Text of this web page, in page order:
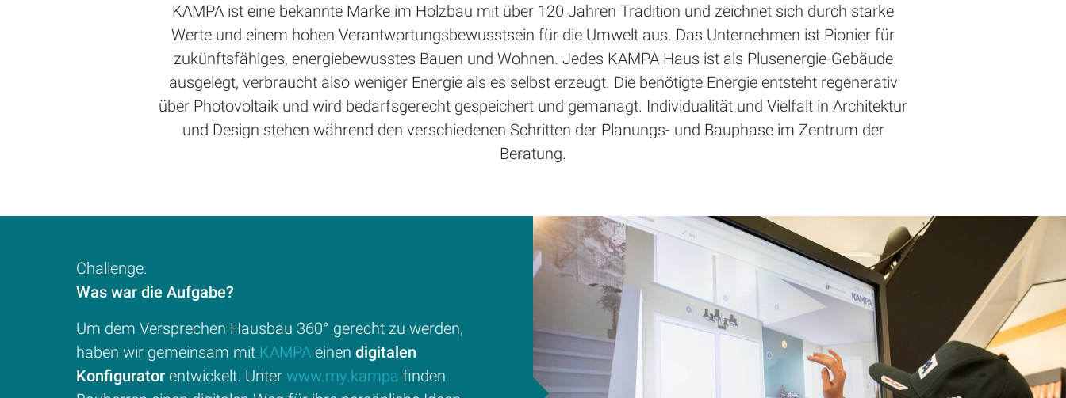
KAMPA ist eine bekannte Marke im Holzbau mit über 120 Jahren Tradition und zeichnet sich durch starke
Werte und einem hohen Verantwortungsbewusstsein für die Umwelt aus. Das Unternehmen ist Pionier für
zukünftsfähiges, energiebewusstes Bauen und Wohnen. Jedes KAMPA Haus ist als Plusenergie-Gebäude
ausgelegt, verbraucht also weniger Energie als es selbst erzeugt. Die benötigte Energie entsteht regenerativ
über Photovoltaik und wird bedarfsgerecht gespeichert und gemanagt. Individualität und Vielfalt in Architektur
und Design stehen während den verschiedenen Schritten der Planungs- und Bauphase im Zentrum der
Beratung.
Challenge.
Was war die Aufgabe?
Um dem Versprechen Hausbau 360° gerecht zu werden,
haben wir gemeinsam mit KAMPA einen digitalen
Konfigurator entwickelt. Unter www.my.kampa finden